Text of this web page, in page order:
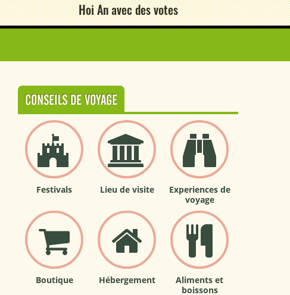
Hoi An avec des votes
CONSEILS DE VOYAGE
Festivals Lieu de visite
Experiences de
voyage
Boutique Hébergement
Aliments et
boissons